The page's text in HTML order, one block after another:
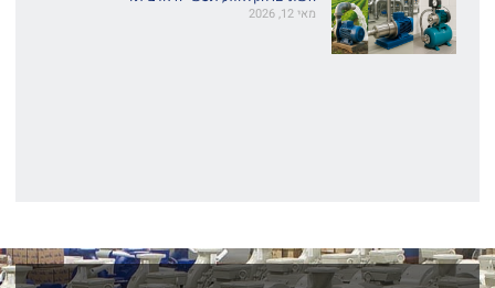
מאי 12, 2026